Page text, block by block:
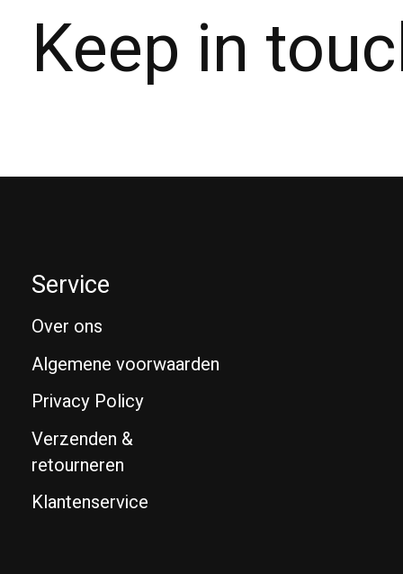
Keep in
Service
Over ons
Algemene voorwaarden
Privacy Policy
Verzenden &
retourneren
Klantenservice